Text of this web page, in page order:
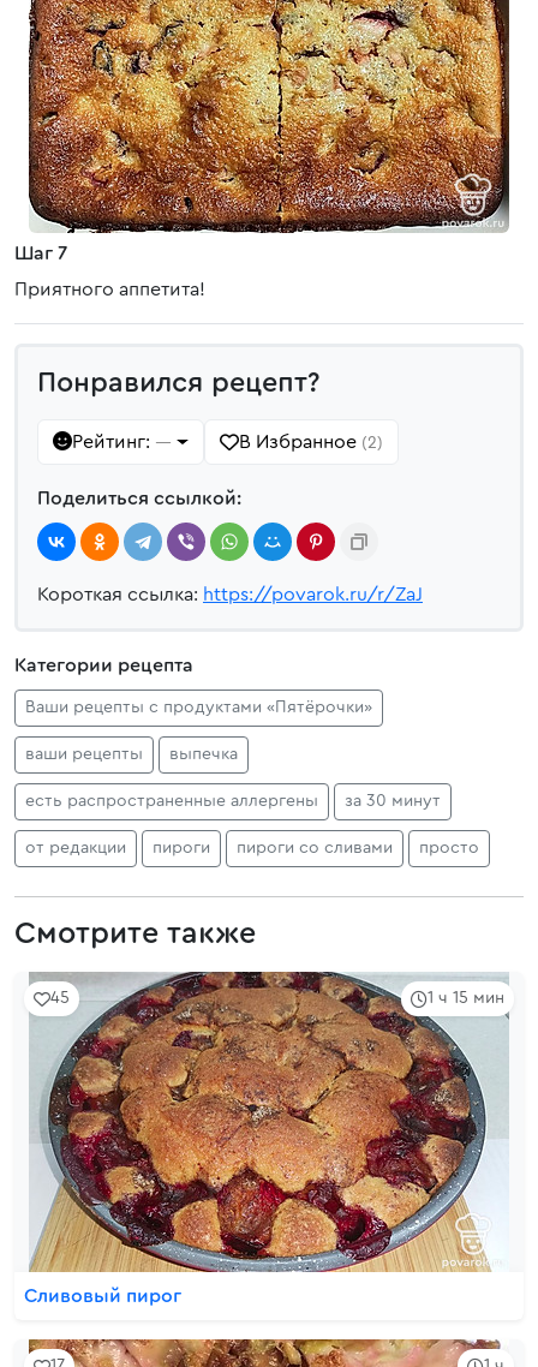
Шаг 7
Приятного аппетита!
Понравился рецепт?
Рейтинг: — В Избранное (2)
Поделиться ссылкой:
Короткая ссылка: https://povarok.ru/r/ZaJ
Категории рецепта
Ваши рецепты с продуктами «Пятёрочки»
ваши рецепты выпечка
есть распространенные аллергены за 30 минут
от редакции пироги пироги со сливами просто
Смотрите также
1 ч 15 мин
45
Сливовый пирог